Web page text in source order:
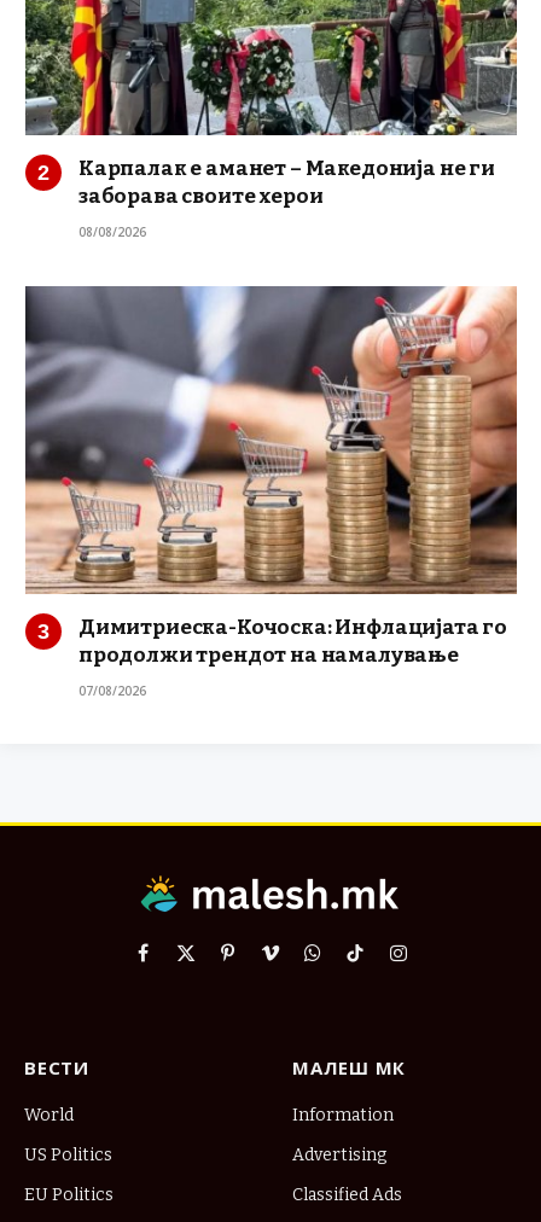
Карпалак е аманет – Македонија не ги
заборава своите херои
08/08/2026
Димитриеска-Кочоска: Инфлацијата го
продолжи трендот на намалување
07/08/2026
Facebook
X
PinterestVimeoWhatsApp
TikTokInstagram
ВЕСТИ
World
US Politics
EU Politics
МАЛЕШ МК
Information
Advertising
Classified Ads